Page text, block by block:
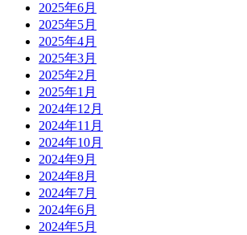
2025年6月
2025年5月
2025年4月
2025年3月
2025年2月
2025年1月
2024年12月
2024年11月
2024年10月
2024年9月
2024年8月
2024年7月
2024年6月
2024年5月